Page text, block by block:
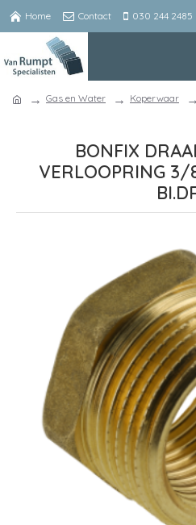
Home Contact 030 244 2485
Gas en Water Koperwaar
BONFIX
VERLOOPRING